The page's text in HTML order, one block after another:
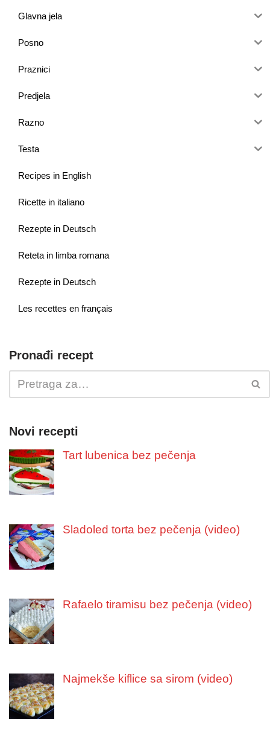
Glavna jela
Posno
Praznici
Predjela
Razno
Testa
Recipes in English
Ricette in italiano
Rezepte in Deutsch
Reteta in limba romana
Rezepte in Deutsch
Les recettes en français
Pronađi recept
Novi recepti
Tart lubenica bez pečenja
Sladoled torta bez pečenja (video)
Rafaelo tiramisu bez pečenja (video)
Najmekše kiflice sa sirom (video)